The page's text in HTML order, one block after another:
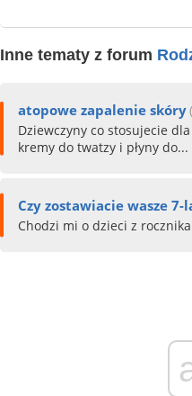
Inne tematy z forum
atopowe zapalenie skóry
Dziewczyny co stosujecie
kremy do twatzy i płyny do...
Czy zostawiacie wasze
Chodzi mi o dzieci z